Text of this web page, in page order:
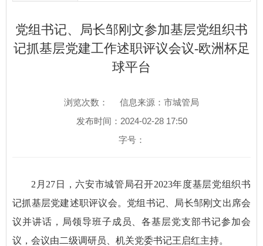
党组书记、局长邹刚文参加基层党组织书
记抓基层党建工作述职评议会议-欧洲杯足
球平台
浏览次数：
信息来源：市城管局
发布时间：2024-02-28 17:50
字号：
2月27日，六安市城管局召开2023年度基层党组织书
记抓基层党建述职评议会。党组书记、局长邹刚文出席会
议并讲话，局领导班子成员、各基层党支部书记参加会
议，会议由二级调研员、机关党委书记王启红主持。